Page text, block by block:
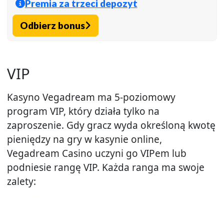
Premia za trzeci depozyt
Odbierz bonus
VIP
Kasyno Vegadream ma 5-poziomowy
program VIP, który działa tylko na
zaproszenie. Gdy gracz wyda określoną kwotę
pieniędzy na gry w kasynie online,
Vegadream Casino uczyni go VIPem lub
podniesie rangę VIP. Każda ranga ma swoje
zalety: